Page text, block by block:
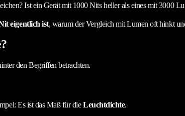
Ist ein Gerät mit 1000 Nits heller als eines mit 3000
eigentlich ist, warum der Vergleich mit Lumen oft hinkt
den Begriffen betrachten.
Es ist das Maß für dieLeuchtdichte.